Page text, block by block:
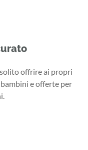
offrire ai propri
e offerte per